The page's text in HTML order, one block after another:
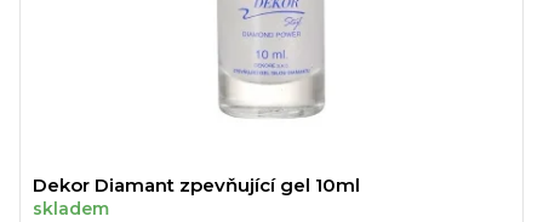
Dekor Diamant zpevňující gel 10ml
skladem